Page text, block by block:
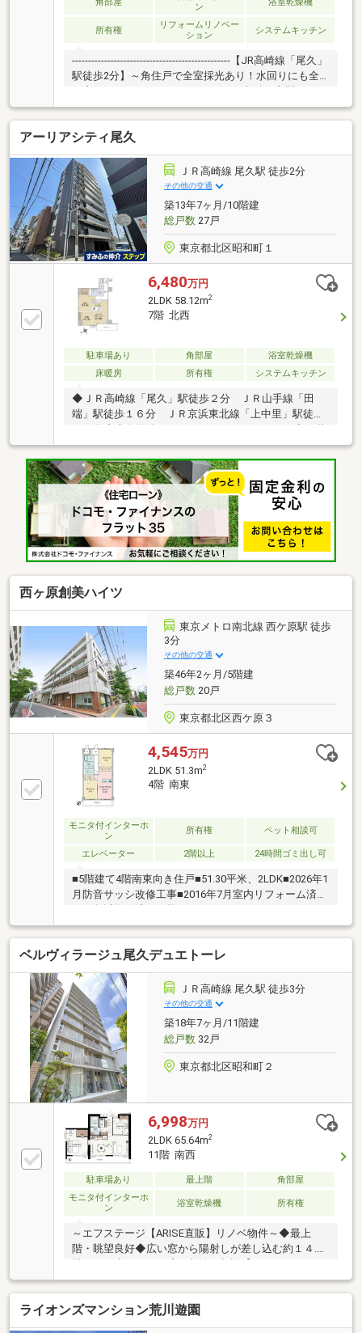
ン
所有権
リフォームリノベー
ション
システムキッチン
-------------------------------------------------【JR高崎線「尾久」
駅徒歩2分】～角住戸で全室採光あり！水回りにも全
プンシェルフなど、収納も充実！お洒落なアイランド
キッチンが魅力的です♪駅周辺には買い物施設が揃
い、暮らしやすい住環境。◇周辺の生活施設◇城北ひ
まわり幼稚園・・・徒歩1分ミニストップ 西尾久
店・・・徒歩2分荒川西尾久七郵便局・・・徒歩2分ス
ーパーバリュー 西尾久店・・・徒歩4分東武ストア 西
尾久店・・・徒歩4分ぜひ、お気軽にお問合せ下さい♪
アーリアシティ尾久
ＪＲ高崎線 尾久駅 徒歩2分
その他の交通
築13年7ヶ月/10階建
総戸数27戸
東京都北区昭和町１
6,480万円
2LDK 58.12m2
7階 北西
駐車場あり 角部屋
浴室乾燥機
床暖房
所有権 システムキッチン
◆ＪＲ高崎線「尾久」駅徒歩２分 ＪＲ山手線「田
端」駅徒歩１６分 ＪＲ京浜東北線「上中里」駅徒歩
部分で眺望良好◆洋室約７．０帖にウォークインクロ
ーゼット付◆宅配ボックス、モニター付きオートロッ
ク◆ペット飼育可（規約による制限があります）■専
有部分設備、仕様・リビングに電気式床暖房・フロー
リングは音に配慮したLL45等級・浴室換気乾燥機／サ
ーモフロア・整流板レンジフード／水栓一体型浄水器
■リフォーム履歴・2023年6月 給湯器交換・2023年8
月 二重サッシ施工（ＬＤ、洋室）
西ヶ原創美ハイツ
東京メトロ南北線 西ケ原駅 徒歩
3分
その他の交通
築46年2ヶ月/5階建
総戸数20戸
東京都北区西ケ原３
4,545万円
2LDK 51.3m2
4階 南東
モニタ付インターホ
ン
所有権 ペット相談可
エレベーター 2階以上 24時間ゴミ出し可
■5階建て4階南東向き住戸■51.30平米、2LDK■2026年1
月防音サッシ改修工事■2016年7月室内リフォーム済■8
月下旬以降引渡し可能
ベルヴィラージュ尾久デュエトーレ
ＪＲ高崎線 尾久駅 徒歩3分
その他の交通
築18年7ヶ月/11階建
総戸数32戸
東京都北区昭和町２
6,998万円
2LDK 65.64m2
11階 南西
駐車場あり 最上階
角部屋
モニタ付インターホ
ン
浴室乾燥機 所有権
～エフステージ【ARISE直販】リノベ物件～◆最上
階・眺望良好◆広い窓から陽射しが差し込む約１４.９
内容】（２０２６年１０月完了予定）◎キッチン、浴
室、洗面、トイレ交換◎給湯器交換◎フローリング、
クロス、建具、照明交換 等【月々ローン支払い例】頭
金０円の場合、月々２０万円台借入金額６９９８万
ライオンズマンション荒川遊園